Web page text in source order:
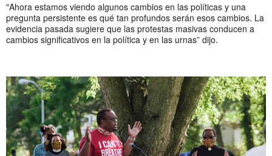
"Ahora estamos viendo algunos cambios en las políticas y una
pregunta persistente es qué tan profundos serán esos cambios. La
evidencia pasada sugiere que las protestas masivas conducen a
cambios significativos en la política y en las urnas” dijo.